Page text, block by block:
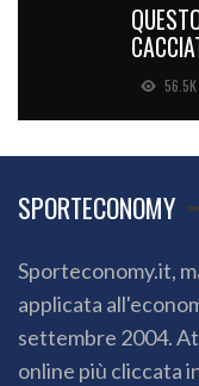
56.5K
SPORTECONOMY
Sporteconomy.it,
applicata
settembre 2004.
online più cliccata